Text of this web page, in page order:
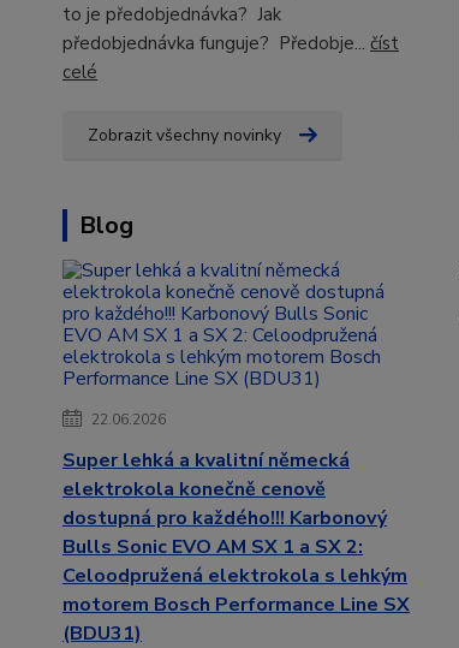
to je předobjednávka? Jak
předobjednávka funguje? Předobje... číst
celé
Zobrazit všechny novinky
Blog
22.06.2026
Super lehká a kvalitní německá
elektrokola konečně cenově
dostupná pro každého!!! Karbonový
Bulls Sonic EVO AM SX 1 a SX 2:
Celoodpružená elektrokola s lehkým
motorem Bosch Performance Line SX
(BDU31)